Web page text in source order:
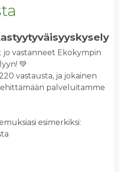
jo vastanneet Ekokympin
💚
vastausta, ja jokainen
palveluitamme
esimerkiksi: